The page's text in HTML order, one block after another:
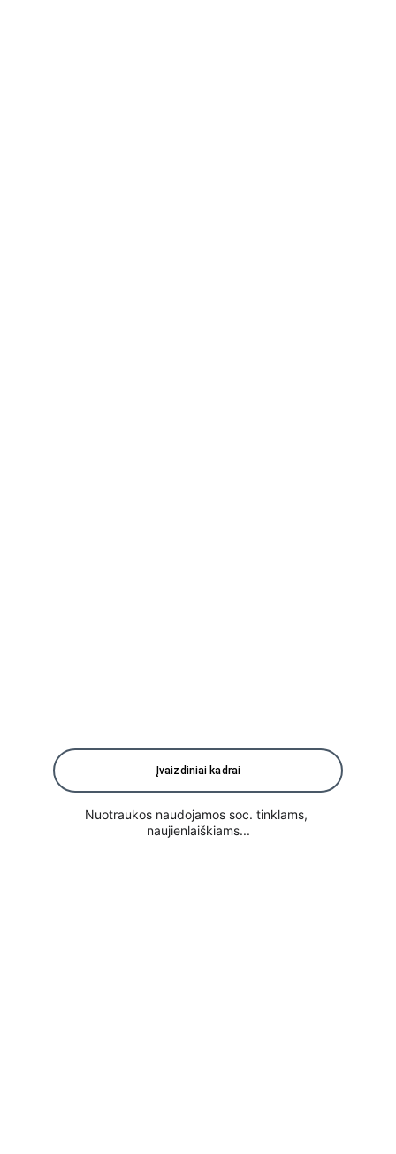
Įvaizdiniai kadrai
Nuotraukos naudojamos soc. tinklams,
naujienlaiškiams...